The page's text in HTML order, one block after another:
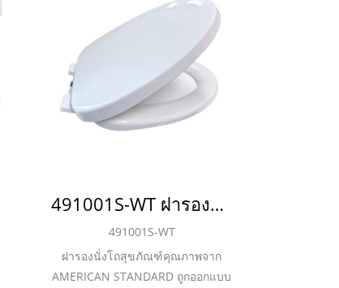
491001S-WT ฝารองนั่ง รุ่นโคดี้ ทู (สีขาว) (ทดแทน 491000S-WT)
491001S-WT
ฝารองนั่งโถสุขภัณฑ์คุณภาพจาก
AMERICAN STANDARD ถูกออกแบบ